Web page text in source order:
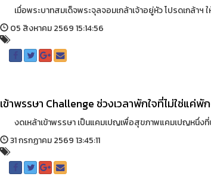
เมื่อพระบาทสมเด็จพระจุลจอมเกล้าเจ้าอยู่หัว โปรดเกล้าฯ
05 สิงหาคม 2569 15:14:56
เข้าพรรษา Challenge ช่วงเวลาพักใจที่ไม่ใช่แค่พั
งดเหล้าเข้าพรรษา เป็นแคมเปญเพื่อสุขภาพแคมเปญหนึ่งที่
31 กรกฏาคม 2569 13:45:11